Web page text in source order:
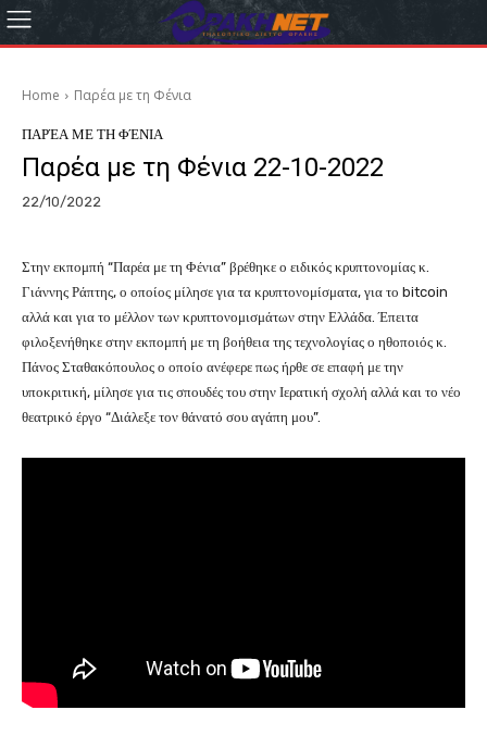
Home Παρέα με τη Φένια
ΠΑΡΈΑ ΜΕ ΤΗ ΦΈΝΙΑ
Παρέα με τη Φένια 22-10-2022
22/10/2022
Στην εκπομπή “Παρέα με τη Φένια” βρέθηκε ο ειδικός κρυπτονομίας κ.
Γιάννης Ράπτης, ο οποίος μίλησε για τα κρυπτονομίσματα, για το bitcoin
αλλά και για το μέλλον των κρυπτονομισμάτων στην Ελλάδα. Έπειτα
φιλοξενήθηκε στην εκπομπή με τη βοήθεια της τεχνολογίας ο ηθοποιός κ.
Πάνος Σταθακόπουλος ο οποίο ανέφερε πως ήρθε σε επαφή με την
υποκριτική, μίλησε για τις σπουδές του στην Ιερατική σχολή αλλά και το νέο
θεατρικό έργο “Διάλεξε τον θάνατό σου αγάπη μου”.